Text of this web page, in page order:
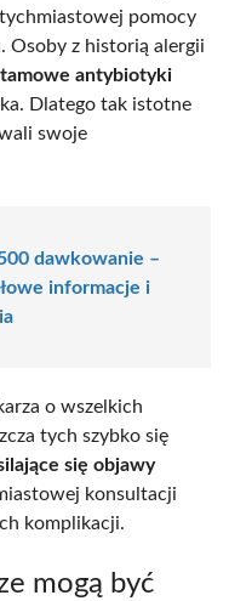
pomocy
Osoby z historią alergii
antybiotyki
Dlatego tak istotne
swoje
dawkowanie –
informacje i
o wszelkich
tych szybko się
się objawy
konsultacji
komplikacji.
mogą być